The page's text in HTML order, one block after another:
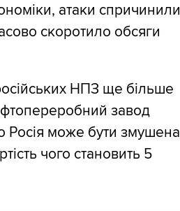
атаки спричинили
скоротило обсяги
НПЗ ще більше
завод
Росія може бути змушена
чого становить 5